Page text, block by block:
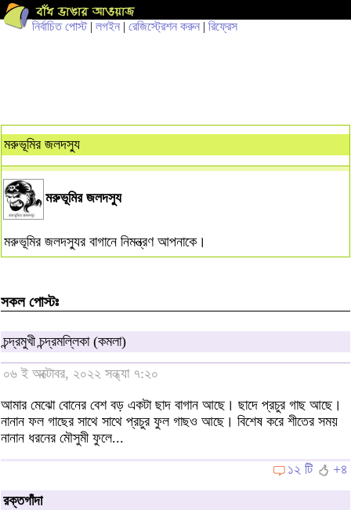
নির্বাচিত পোস্ট| লগইন | রেজিস্ট্রেশন করুন | রিফ্রেস
মরুভূমির জলদস্যু
মরুভূমির জলদস্যু
মরুভূমির জলদস্যুর বাগানে নিমন্ত্রণ আপনাকে।
সকল পোস্টঃ
চন্দ্রমুখী চন্দ্রমল্লিকা (কমলা)
০৬ ই অক্টোবর, ২০২২ সন্ধ্যা ৭:২০
আমার মেঝো বোনের বেশ বড় একটা ছাদ বাগান আছে। ছাদে প্রচুর গাছ আছে।
নানান ফল গাছের সাথে সাথে প্রচুর ফুল গাছও আছে। বিশেষ করে শীতের সময়
নানান ধরনের মৌসুমী ফুলে...
১২ টি
+৪
রক্তগাঁদা